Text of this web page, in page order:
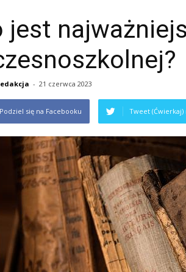
jest
- 21 czerwca 2023
Podziel się na Facebooku Tweet